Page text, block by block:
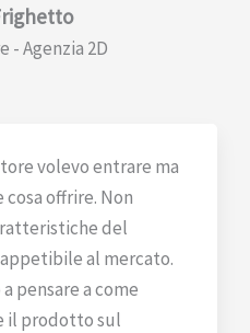
- Agenzia 2D
volevo entrare ma
offrire. Non
del
al mercato.
pensare a come
il prodotto sul